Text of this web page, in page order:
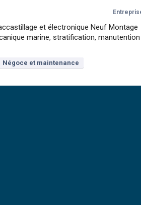
et électronique Neuf Montage
marine, stratification, manutention
Négoce et maintenance